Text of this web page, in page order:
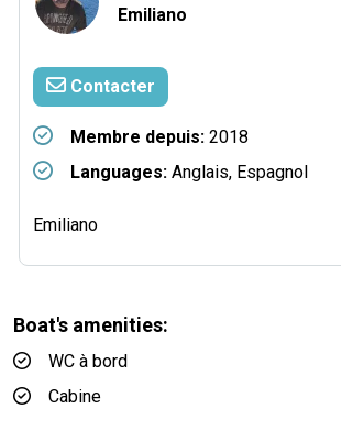
Emiliano
Contacter
Membre depuis: 2018
Languages: Anglais, Espagnol
Emiliano
Boat's amenities:
WC à bord
Cabine